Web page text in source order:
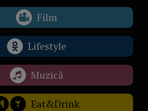
Film
Lifestyle
Muzică
Eat&Drink